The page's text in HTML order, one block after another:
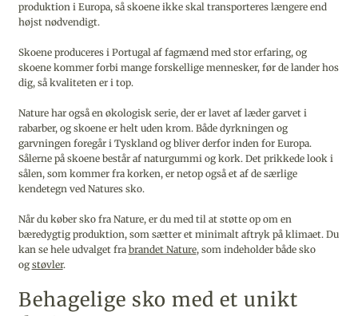
produktion i Europa, så skoene ikke skal transporteres længere end
højst nødvendigt.
Skoene produceres i Portugal af fagmænd med stor erfaring, og
skoene kommer forbi mange forskellige mennesker, før de lander hos
dig, så kvaliteten er i top.
Nature har også en økologisk serie, der er lavet af læder garvet i
rabarber, og skoene er helt uden krom. Både dyrkningen og
garvningen foregår i Tyskland og bliver derfor inden for Europa.
Sålerne på skoene består af naturgummi og kork. Det prikkede look i
sålen, som kommer fra korken, er netop også et af de særlige
kendetegn ved Natures sko.
Når du køber sko fra Nature, er du med til at støtte op om en
bæredygtig produktion, som sætter et minimalt aftryk på klimaet. Du
kan se hele udvalget fra brandet Nature, som indeholder både sko
og støvler.
Behagelige sko med et unikt